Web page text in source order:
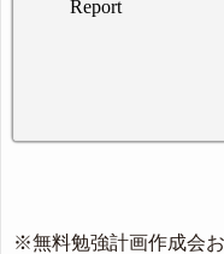
※無料勉強計画作成会